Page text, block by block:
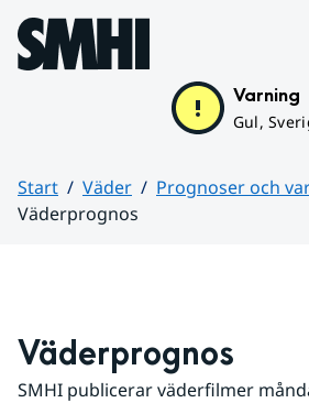
Hoppa till sidans innehåll
Varning
Gul,
Start Väder
Prognoser och
Väderprognos
Väderprognos
SMHI publicerar väderfilmer